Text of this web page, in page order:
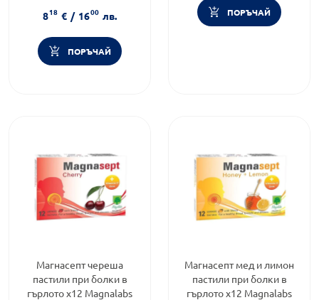
818 € / 1600 лв.
ПОРЪЧАЙ
ПОРЪЧАЙ
Магнасепт череша
пастили при болки в
гърлото х12 Magnalabs
Магнасепт мед и лимон
пастили при болки в
гърлото х12 Magnalabs